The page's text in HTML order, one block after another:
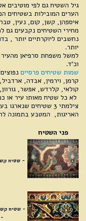
גיל השטיח גם לפי מוטיבים
הערים המובילות בשטיחים
איספהן, קשן, קום, נעין,
מחירי השטיחים נקבעים
נחשבים ליוקרתיים יותר ,
יותר.
למשל משפחת סרפיאן
וכ'ד.
שמות שטיחים פרסיים
קרמן, וירמין, אבדה,
קולאי, קלרדש, אפשר,
לא כל שטיח מאותו עיר או
צילמתי 3 שטיחים
האריגות, המטבע בתמונה
פני השטיח
- שטיח
- שטיח
-